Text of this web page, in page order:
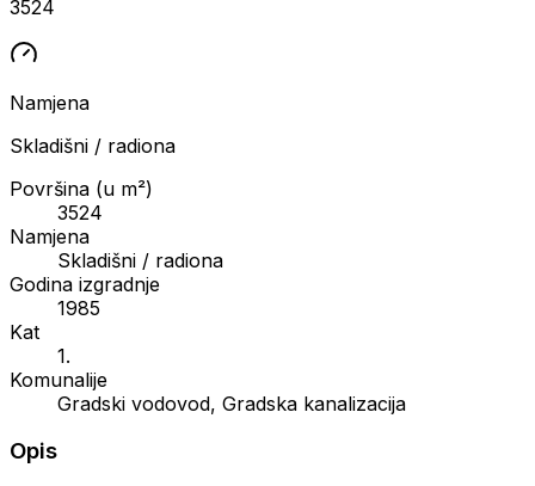
3524
Namjena
Skladišni / radiona
Površina (u m²)
3524
Namjena
Skladišni / radiona
Godina izgradnje
1985
Kat
1.
Komunalije
Gradski vodovod, Gradska kanalizacija
Opis